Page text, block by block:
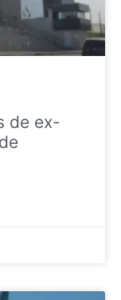
de ex-